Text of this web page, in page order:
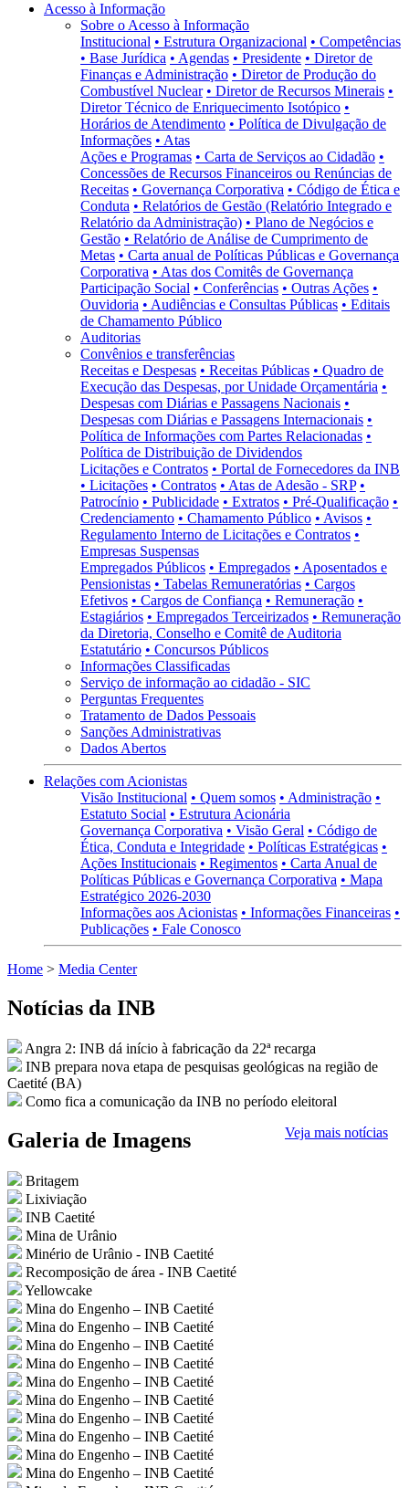
Acesso à Informação
Sobre o Acesso à Informação
Institucional • Estrutura Organizacional • Competências
• Base Jurídica • Agendas • Presidente • Diretor de
Finanças e Administração • Diretor de Produção do
Combustível Nuclear • Diretor de Recursos Minerais •
Diretor Técnico de Enriquecimento Isotópico •
Horários de Atendimento • Política de Divulgação de
Informações • Atas
Ações e Programas • Carta de Serviços ao Cidadão •
Concessões de Recursos Financeiros ou Renúncias de
Receitas • Governança Corporativa • Código de Ética e
Conduta • Relatórios de Gestão (Relatório Integrado e
Relatório da Administração) • Plano de Negócios e
Gestão • Relatório de Análise de Cumprimento de
Metas • Carta anual de Políticas Públicas e Governança
Corporativa • Atas dos Comitês de Governança
Participação Social • Conferências • Outras Ações •
Ouvidoria • Audiências e Consultas Públicas • Editais
de Chamamento Público
Auditorias
Convênios e transferências
Receitas e Despesas • Receitas Públicas • Quadro de
Execução das Despesas, por Unidade Orçamentária •
Despesas com Diárias e Passagens Nacionais •
Despesas com Diárias e Passagens Internacionais •
Política de Informações com Partes Relacionadas •
Política de Distribuição de Dividendos
Licitações e Contratos • Portal de Fornecedores da INB
• Licitações • Contratos • Atas de Adesão - SRP •
Patrocínio • Publicidade • Extratos • Pré-Qualificação •
Credenciamento • Chamamento Público • Avisos •
Regulamento Interno de Licitações e Contratos •
Empresas Suspensas
Empregados Públicos • Empregados • Aposentados e
Pensionistas • Tabelas Remuneratórias • Cargos
Efetivos • Cargos de Confiança • Remuneração •
Estagiários • Empregados Terceirizados • Remuneração
da Diretoria, Conselho e Comitê de Auditoria
Estatutário • Concursos Públicos
Informações Classificadas
Serviço de informação ao cidadão - SIC
Perguntas Frequentes
Tratamento de Dados Pessoais
Sanções Administrativas
Dados Abertos
Relações com Acionistas
Visão Institucional • Quem somos • Administração •
Estatuto Social • Estrutura Acionária
Governança Corporativa • Visão Geral • Código de
Ética, Conduta e Integridade • Políticas Estratégicas •
Ações Institucionais • Regimentos • Carta Anual de
Políticas Públicas e Governança Corporativa • Mapa
Estratégico 2026-2030
Informações aos Acionistas • Informações Financeiras •
Publicações • Fale Conosco
Home > Media Center
Notícias da INB
Angra 2: INB dá início à fabricação da 22ª recarga
INB prepara nova etapa de pesquisas geológicas na região de
Caetité (BA)
Como fica a comunicação da INB no período eleitoral
Veja mais notícias
Galeria de Imagens
Britagem
Lixiviação
INB Caetité
Mina de Urânio
Minério de Urânio - INB Caetité
Recomposição de área - INB Caetité
Yellowcake
Mina do Engenho – INB Caetité
Mina do Engenho – INB Caetité
Mina do Engenho – INB Caetité
Mina do Engenho – INB Caetité
Mina do Engenho – INB Caetité
Mina do Engenho – INB Caetité
Mina do Engenho – INB Caetité
Mina do Engenho – INB Caetité
Mina do Engenho – INB Caetité
Mina do Engenho – INB Caetité